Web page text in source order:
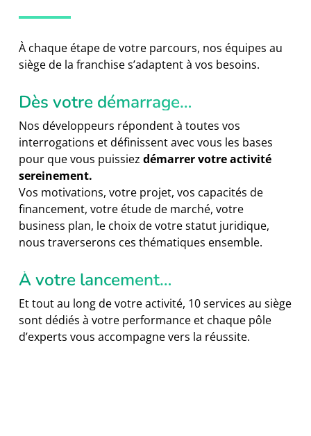
À chaque étape de votre parcours, nos équipes au
siège de la franchise s’adaptent à vos besoins.
Dès votre démarrage…
Nos développeurs répondent à toutes vos
interrogations et définissent avec vous les bases
pour que vous puissiezdémarrer votre activité
sereinement.
Vos motivations, votre projet, vos capacités de
financement, votre étude de marché, votre
business plan, le choix de votre statut juridique,
nous traverserons ces thématiques ensemble.
À votre lancement…
Et tout au long de votre activité, 10 services au siège
sont dédiés à votre performance et chaque pôle
d’experts vous accompagne vers la réussite.